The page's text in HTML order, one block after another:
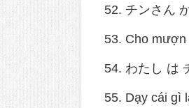
52. チンさん
53. Cho
54. わたし は
55. Dạy cái gì